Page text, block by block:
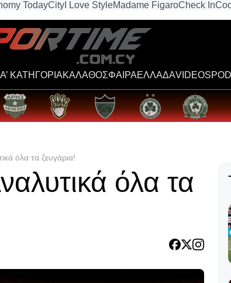
TodayCity I Love StyleMadame FigaroCheck In
Α’ ΚΑΤΗΓΟΡΙΑΚΑΛΑΘΟΣΦΑΙΡΑΕΛΛΑΔΑVIDEOS
όλα τα ζευγάρια!
όλα τα